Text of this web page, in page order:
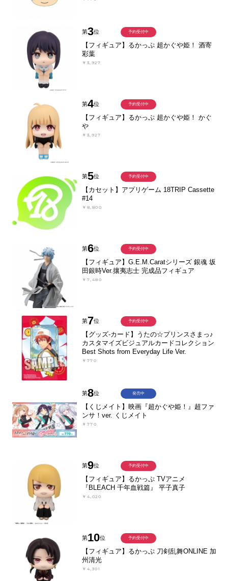
第3位
【フィギュア】るかっぷ 超かぐや姫！ 酒寄
彩葉
￥3,927
予約受付中
第4位
【フィギュア】るかっぷ 超かぐや姫！ かぐ
や
￥3,927
予約受付中
第5位
【カセット】アプリゲーム 18TRIP Cassette
#14
￥8,800
予約受付中
第6位
【フィギュア】G.E.M.Caratシリーズ 銀魂 坂
田銀時Ver.攘夷志士 完成品フィギュア
￥7,480
予約受付中
第7位
【グッズ-カード】うたの☆プリンスさまっ♪
カスタマイズビジュアルカードコレクション
Best Shots from Everyday Life Ver.
￥770
予約受付中
第8位
【くじメイト】映画『超かぐや姫！』超ファ
ンサ！ver. くじメイト
￥770
発売中
第9位
【フィギュア】るかっぷ TVアニメ
『BLEACH 千年血戦篇』 平子真子
￥4,020
予約受付中
第10位
【フィギュア】るかっぷ 刀剣乱舞ONLINE 加
州清光
￥4,301
予約受付中